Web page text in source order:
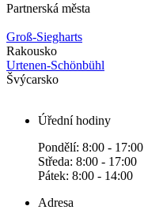
Partnerská města
Groß-Siegharts
Rakousko
Urtenen-Schönbühl
Švýcarsko
Úřední hodiny
Pondělí: 8:00 - 17:00
Středa: 8:00 - 17:00
Pátek: 8:00 - 14:00
Adresa